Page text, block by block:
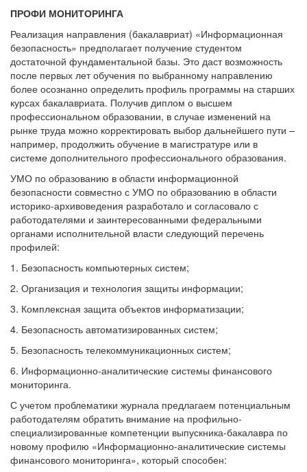
ПРОФИ МОНИТОРИНГА
Реализация направления (бакалавриат) «Информационная
безопасность» предполагает получение студентом
достаточной фундаментальной базы. Это даст возможность
после первых лет обучения по выбранному направлению
более осознанно определить профиль программы на старших
курсах бакалавриата. Получив диплом о высшем
профессиональном образовании, в случае изменений на
рынке труда можно корректировать выбор дальнейшего пути –
например, продолжить обучение в магистратуре или в
системе дополнительного профессионального образования.
УМО по образованию в области информационной
безопасности совместно с УМО по образованию в области
историко-архивоведения разработало и согласовало с
работодателями и заинтересованными федеральными
органами исполнительной власти следующий перечень
профилей:
1. Безопасность компьютерных систем;
2. Организация и технология защиты информации;
3. Комплексная защита объектов информатизации;
4. Безопасность автоматизированных систем;
5. Безопасность телекоммуникационных систем;
6. Информационно-аналитические системы финансового
мониторинга.
С учетом проблематики журнала предлагаем потенциальным
работодателям обратить внимание на профильно-
специализированные компетенции выпускника-бакалавра по
новому профилю «Информационно-аналитические системы
финансового мониторинга», который способен: